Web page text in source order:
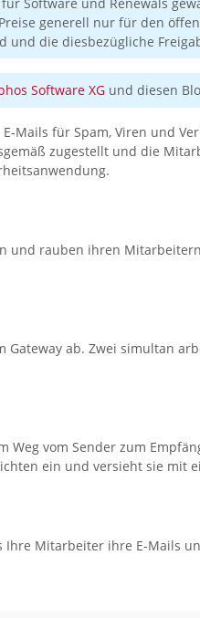
Software und Renewals
generell nur für den
die diesbezügliche
Software XG und diesen
Mails für Spam, Viren und
zugestellt und die
und rauben ihren
ab. Zwei simultan
Weg vom Sender zum
ein und versieht sie mit
Ihre Mitarbeiter ihre E-Mails